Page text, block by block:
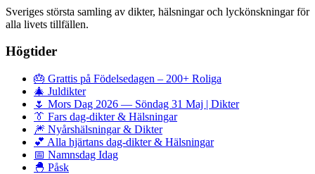
Sveriges största samling av dikter, hälsningar och lyckönskningar för
alla livets tillfällen.
Högtider
🎂 Grattis på Födelsedagen – 200+ Roliga
🎄 Juldikter
🌷 Mors Dag 2026 — Söndag 31 Maj | Dikter
👔 Fars dag-dikter & Hälsningar
🎆 Nyårshälsningar & Dikter
💕 Alla hjärtans dag-dikter & Hälsningar
📅 Namnsdag Idag
🐣 Påsk